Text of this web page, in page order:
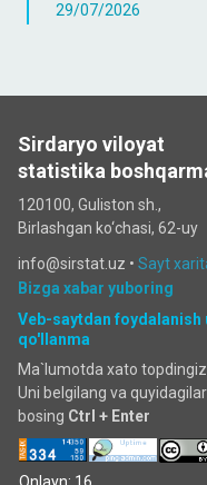
29/07/2026
Sirdaryo viloyat
statistika
120100, Guliston sh.,
Birlashgan ko‘chаsi, 62-uy
info@sirstat.uz • Sayt
Bizga xabar yuboring
Veb-saytdan foydalanish
qo'llanma
Ma`lumotda xato
Uni belgilang va
bosing Ctrl + Enter